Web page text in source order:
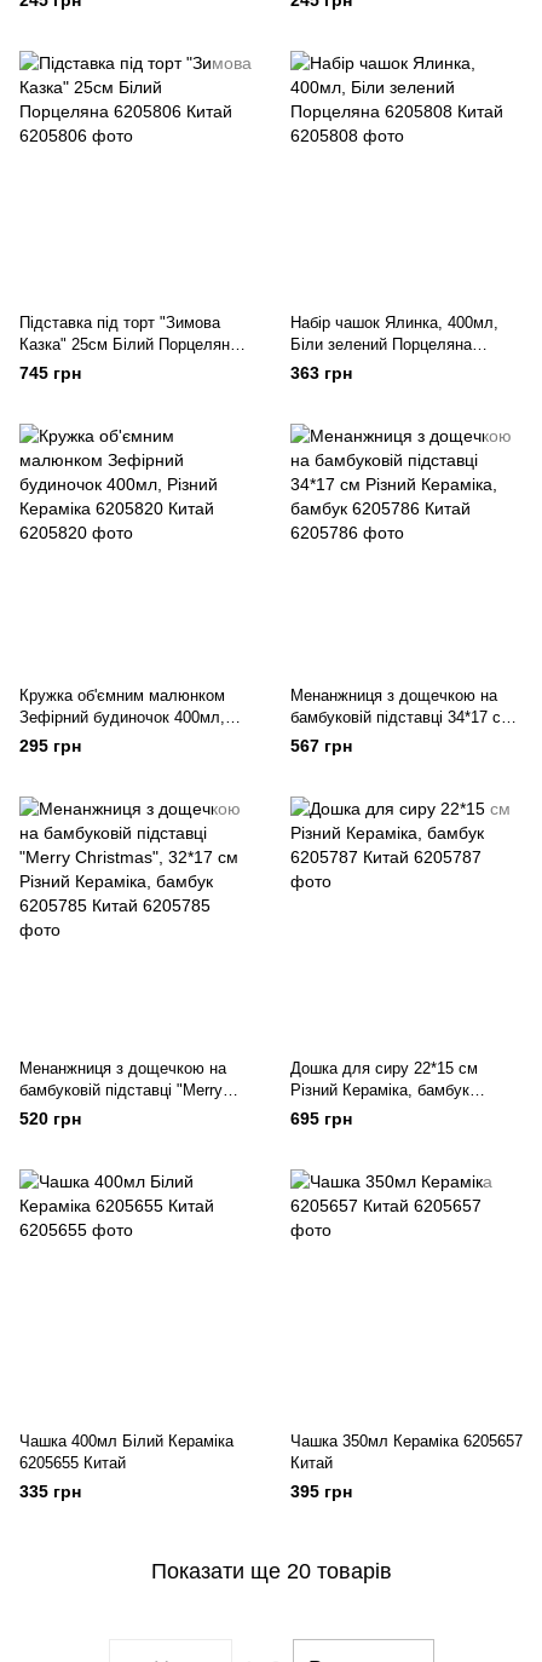
Підставка під торт "Зимова
Казка" 25см Білий Порцеляна
6205806 Китай
745 грн
Набір чашок Ялинка, 400мл,
Біли зелений Порцеляна
6205808 Китай
363 грн
Кружка об'ємним малюнком
Зефірний будиночок 400мл,
Різний Кераміка 6205820 Китай
295 грн
Менанжниця з дощечкою на
бамбуковій підставці 34*17 см
Різний Кераміка, бамбук
6205786 Китай
567 грн
Менанжниця з дощечкою на
бамбуковій підставці "Merry
Christmas", 32*17 см Різний
Кераміка, бамбук 6205785
520 грн
Дошка для сиру 22*15 см
Різний Кераміка, бамбук
6205787 Китай
695 грн
Чашка 400мл Білий Кераміка
6205655 Китай
335 грн
Чашка 350мл Кераміка 6205657
Китай
395 грн
Показати ще 20 товарів